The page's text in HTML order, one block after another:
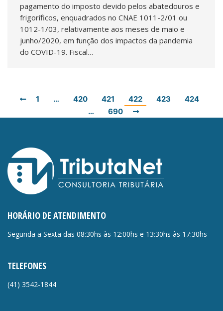
pagamento do imposto devido pelos abatedouros e
frigoríficos, enquadrados no CNAE 1011-2/01 ou
1012-1/03, relativamente aos meses de maio e
junho/2020, em função dos impactos da pandemia
do COVID-19. Fiscal…
1 … 420 421 422 423
424
…
690
HORÁRIO DE ATENDIMENTO
Segunda a Sexta das 08:30hs às 12:00hs e 13:30hs às 17:30hs
TELEFONES
(41) 3542-1844